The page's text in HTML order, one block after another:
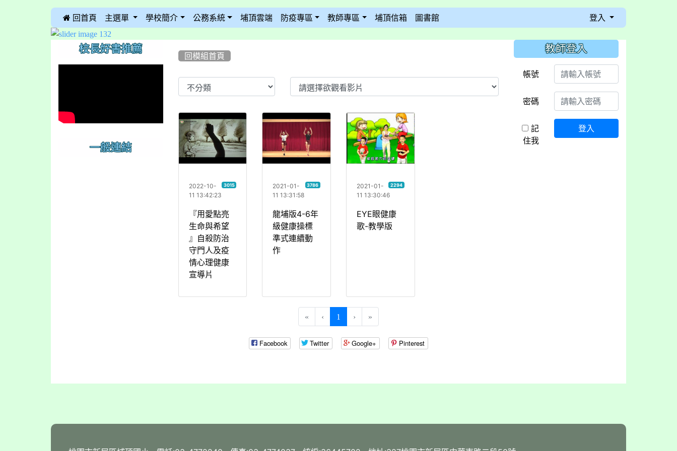
::: 回首頁 主選單 學校簡介 公務系統 埔頂雲端 防疫專區 教師專區 埔頂信箱 圖書館 登入
回模組首頁
Video List
『用愛點亮生命與希望 』自殺防治守門人及疫情心理健康宣導片
3015
2022-10-
11 13:42:23
『用愛點亮
生命與希望
』自殺防治
守門人及疫
情心理健康
宣導片
龍埔版4-6年級健康操標準式連續動作
3786
2021-01-
11 13:31:58
龍埔版4-6年
級健康操標
準式連續動
作
EYE眼健康歌-教學版
2294
2021-01-
11 13:30:46
EYE眼健康
歌-教學版
« ‹ 1 (current)
› »
Facebook Twitter Google+ Pinterest
校長好書推薦
一般連結
::: 教師登入
帳號
密碼
記
住我
登入